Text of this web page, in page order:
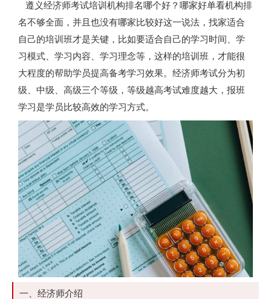
遵义经济师考试培训机构排名哪个好？哪家好单看机构排
名不够全面，并且也没有哪家比较好这一说法，找家适合
自己的培训班才是关键，比如要适合自己的学习时间、学
习模式、学习内容、学习理念等，这样的培训班，才能很
大程度的帮助学员提高备考学习效果。经济师考试分为初
级、中级、高级三个等级，等级越高考试难度越大，报班
学习是学员比较高效的学习方式。
一、经济师介绍